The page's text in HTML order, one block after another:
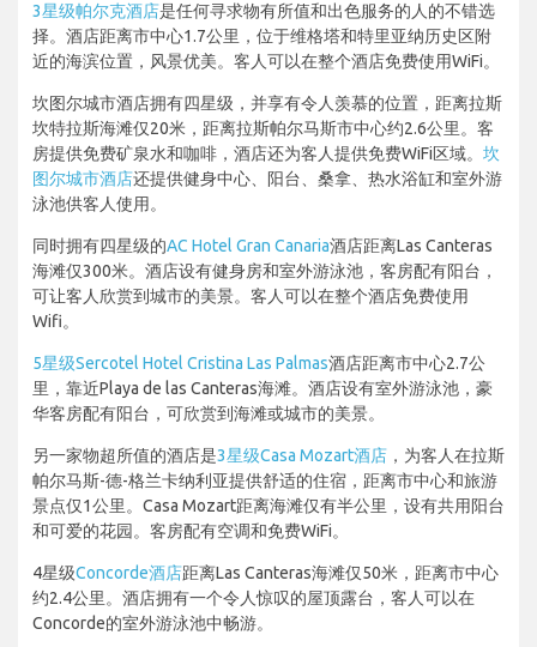
3星级帕尔克酒店是任何寻求物有所值和出色服务的人的不错选
择。酒店距离市中心1.7公里，位于维格塔和特里亚纳历史区附
近的海滨位置，风景优美。客人可以在整个酒店免费使用WiFi。
坎图尔城市酒店拥有四星级，并享有令人羡慕的位置，距离拉斯
坎特拉斯海滩仅20米，距离拉斯帕尔马斯市中心约2.6公里。客
房提供免费矿泉水和咖啡，酒店还为客人提供免费WiFi区域。 坎
图尔城市酒店还提供健身中心、阳台、桑拿、热水浴缸和室外游
泳池供客人使用。
同时拥有四星级的AC Hotel Gran Canaria酒店距离Las Canteras
海滩仅300米。酒店设有健身房和室外游泳池，客房配有阳台，
可让客人欣赏到城市的美景。客人可以在整个酒店免费使用
Wifi。
5星级Sercotel Hotel Cristina Las Palmas酒店距离市中心2.7公
里，靠近Playa de las Canteras海滩。酒店设有室外游泳池，豪
华客房配有阳台，可欣赏到海滩或城市的美景。
另一家物超所值的酒店是3星级Casa Mozart酒店 ，为客人在拉斯
帕尔马斯-德-格兰卡纳利亚提供舒适的住宿，距离市中心和旅游
景点仅1公里。Casa Mozart距离海滩仅有半公里，设有共用阳台
和可爱的花园。客房配有空调和免费WiFi。
4星级Concorde酒店距离Las Canteras海滩仅50米，距离市中心
约2.4公里。酒店拥有一个令人惊叹的屋顶露台，客人可以在
Concorde的室外游泳池中畅游。